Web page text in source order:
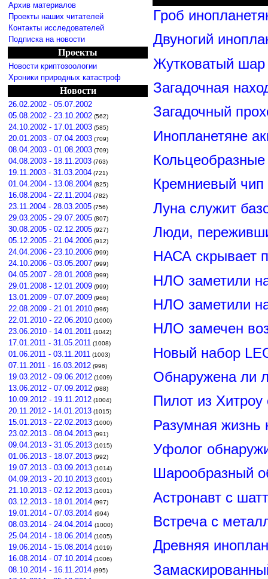
Архив материалов
Проекты наших читателей
Контакты исследователей
Подписка на новости
Проекты
Новости криптозоологии
Хроники природных катастроф
Новости
26.02.2002 - 05.07.2002
05.08.2002 - 23.10.2002 (562)
24.10.2002 - 17.01.2003 (585)
20.01.2003 - 07.04.2003 (709)
08.04.2003 - 01.08.2003 (709)
04.08.2003 - 18.11.2003 (763)
19.11.2003 - 31.03.2004 (721)
01.04.2004 - 13.08.2004 (825)
16.08.2004 - 22.11.2004 (782)
23.11.2004 - 28.03.2005 (756)
29.03.2005 - 29.07.2005 (807)
30.08.2005 - 02.12.2005 (927)
05.12.2005 - 21.04.2006 (912)
24.04.2006 - 23.10.2006 (999)
24.10.2006 - 03.05.2007 (999)
04.05.2007 - 28.01.2008 (999)
29.01.2008 - 12.01.2009 (999)
13.01.2009 - 07.07.2009 (966)
22.08.2009 - 21.01.2010 (996)
22.01.2010 - 22.06.2010 (1000)
23.06.2010 - 14.01.2011 (1042)
17.01.2011 - 31.05.2011 (1008)
01.06.2011 - 03.11.2011 (1003)
07.11.2011 - 16.03.2012 (996)
19.03.2012 - 09.06.2012 (1009)
13.06.2012 - 07.09.2012 (988)
10.09.2012 - 19.11.2012 (1004)
20.11.2012 - 14.01.2013 (1015)
15.01.2013 - 22.02.2013 (1000)
23.02.2013 - 08.04.2013 (991)
09.04.2013 - 31.05.2013 (1015)
01.06.2013 - 18.07.2013 (992)
19.07.2013 - 03.09.2013 (1014)
04.09.2013 - 20.10.2013 (1001)
21.10.2013 - 02.12.2013 (1001)
03.12.2013 - 18.01.2014 (997)
19.01.2014 - 07.03.2014 (994)
08.03.2014 - 24.04.2014 (1000)
25.04.2014 - 18.06.2014 (1005)
19.06.2014 - 15.08.2014 (1019)
16.08.2014 - 07.10.2014 (1006)
08.10.2014 - 16.11.2014 (995)
Гроб
Двуногий
Жутковатый шар
Загадочная
Загадочный
Инопланетяне
Кремниевый
Луна служит
Люди,
НАСА скрывает
НЛО заметили
НЛО заметили
НЛО замечен
Новый набор
Обнаружена ли
Пилот из
Разумная жизнь
Уфолог
Шарообразный
Астронавт с
Встреча с
Древняя